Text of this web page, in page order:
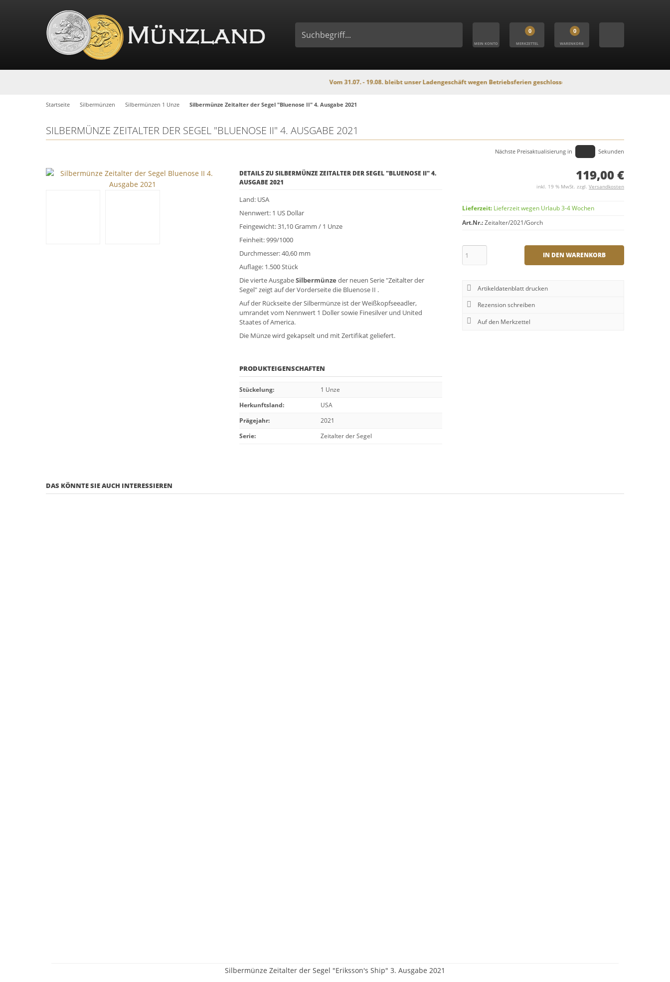
MEIN KONTO
0
MERKZETTEL
0
WARENKORB
Vom 31.07. - 19.08. bleibt unser Ladengeschäft wegen Betriebsferien geschlossen. In dieser Zeit findet kein Versand statt,
Startseite Silbermünzen Silbermünzen 1 Unze Silbermünze Zeitalter der Segel "Bluenose II" 4. Ausgabe 2021
SILBERMÜNZE ZEITALTER DER SEGEL "BLUENOSE II" 4. AUSGABE 2021
Nächste Preisaktualisierung in Sekunden
DETAILS ZU SILBERMÜNZE ZEITALTER DER SEGEL "BLUENOSE II" 4.
AUSGABE 2021
Land: USA
Nennwert: 1 US Dollar
Feingewicht: 31,10 Gramm / 1 Unze
Feinheit: 999/1000
Durchmesser: 40,60 mm
Auflage: 1.500 Stück
Die vierte AusgabeSilbermünze der neuen Serie "Zeitalter der
Segel" zeigt auf der Vorderseite die Bluenose II .
Auf der Rückseite der Silbermünze ist der Weißkopfseeadler,
umrandet vom Nennwert 1 Doller sowie Finesilver und United
Staates of America.
Die Münze wird gekapselt und mit Zertifikat geliefert.
PRODUKTEIGENSCHAFTEN
Stückelung:
1 Unze
Herkunftsland:
USA
Prägejahr:
2021
Serie: Zeitalter der Segel
119,00 €
inkl. 19 % MwSt. zzgl. Versandkosten
Lieferzeit: Lieferzeit wegen Urlaub 3-4 Wochen
Art.Nr.:Zeitalter/2021/Gorch
IN DEN WARENKORB
Artikeldatenblatt drucken
Rezension schreiben
DAS KÖNNTE SIE AUCH INTERESSIEREN
Silbermünze Zeitalter der Segel "Eriksson's Ship" 3. Ausgabe 2021